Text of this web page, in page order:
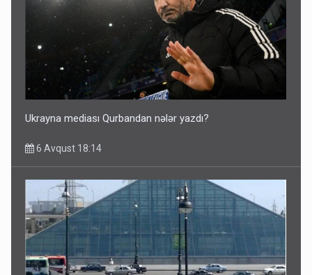
Ukrayna mediası Qurbandan nələr yazdı?
6 Avqust 18:14